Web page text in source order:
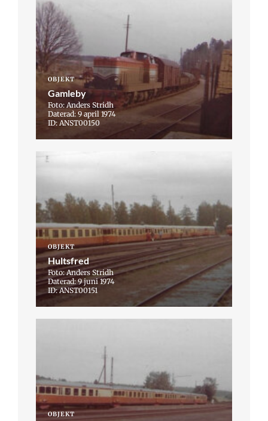
OBJEKT
Gamleby
Foto: Anders Stridh
Daterad: 9 april 1974
ID: ANST00150
OBJEKT
Hultsfred
Foto: Anders Stridh
Daterad: 9 juni 1974
ID: ANST00151
OBJEKT